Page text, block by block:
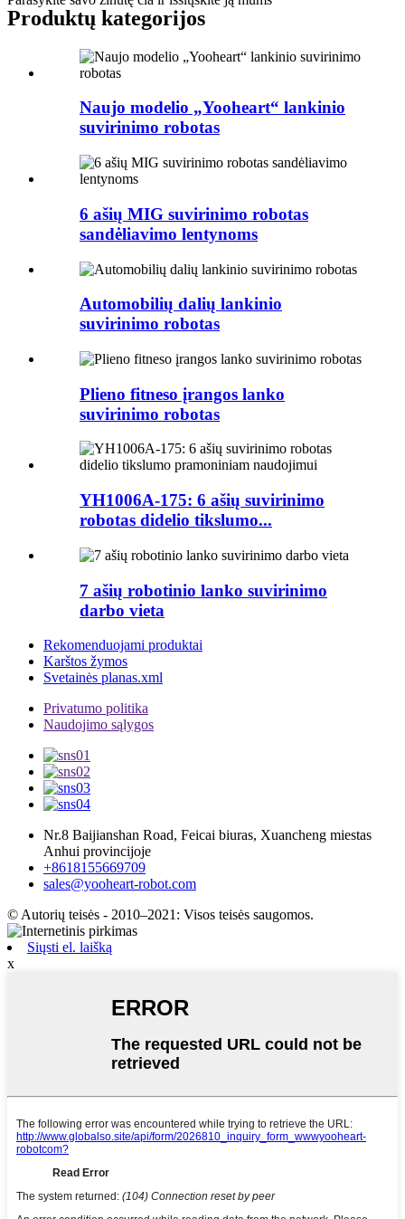
Produktų kategorijos
Naujo modelio „Yooheart“ lankinio
suvirinimo robotas
6 ašių MIG suvirinimo robotas
sandėliavimo lentynoms
Automobilių dalių lankinio
suvirinimo robotas
Plieno fitneso įrangos lanko
suvirinimo robotas
YH1006A-175: 6 ašių suvirinimo
robotas didelio tikslumo...
7 ašių robotinio lanko suvirinimo
darbo vieta
Rekomenduojami produktai
Karštos žymos
Svetainės planas.xml
Privatumo politika
Naudojimo sąlygos
Nr.8 Baijianshan Road, Feicai biuras, Xuancheng miestas
Anhui provincijoje
+8618155669709
sales@yooheart-robot.com
© Autorių teisės - 2010–2021: Visos teisės saugomos.
Siųsti el. laišką
x